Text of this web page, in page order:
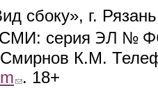
сбоку», г.
СМИ: серия ЭЛ №
Смирнов К.М.
(link sends e-mail)
. 18+